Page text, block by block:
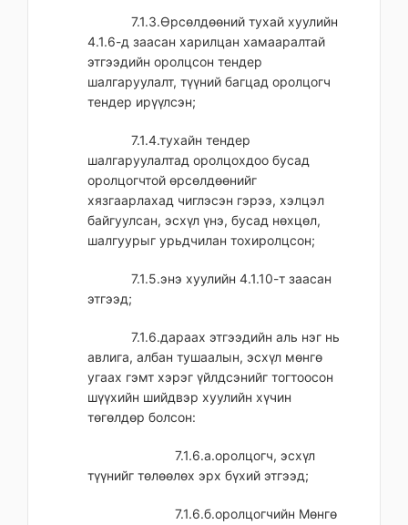
7.1.3.Өрсөлдөөний тухай хуулийн
4.1.6-д заасан харилцан хамааралтай
этгээдийн оролцсон тендер
шалгаруулалт, түүний багцад оролцогч
тендер ирүүлсэн;
7.1.4.тухайн тендер
шалгаруулалтад оролцохдоо бусад
оролцогчтой өрсөлдөөнийг
хязгаарлахад чиглэсэн гэрээ, хэлцэл
байгуулсан, эсхүл үнэ, бусад нөхцөл,
шалгуурыг урьдчилан тохиролцсон;
7.1.5.энэ хуулийн 4.1.10-т заасан
этгээд;
7.1.6.дараах этгээдийн аль нэг нь
авлига, албан тушаалын, эсхүл мөнгө
угаах гэмт хэрэг үйлдсэнийг тогтоосон
шүүхийн шийдвэр хуулийн хүчин
төгөлдөр болсон:
7.1.6.а.оролцогч, эсхүл
түүнийг төлөөлөх эрх бүхий этгээд;
7.1.6.б.оролцогчийн Мөнгө